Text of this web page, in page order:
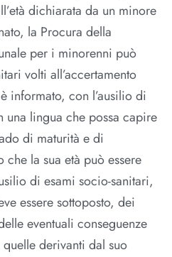
dichiarata da un minore
la Procura della
per i minorenni può
volti all’accertamento
informato, con l’ausilio di
una lingua che possa capire
di maturità e di
la sua età può essere
di esami socio-sanitari,
essere sottoposto, dei
eventuali conseguenze
derivanti dal suo